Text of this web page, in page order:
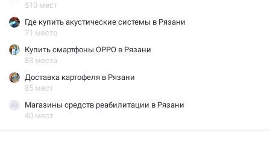
510 мест
Где купить акустические системы в Рязани
71 место
Купить смартфоны OPPO в Рязани
83 места
Доставка картофеля в Рязани
85 мест
Магазины средств реабилитации в Рязани
40 мест